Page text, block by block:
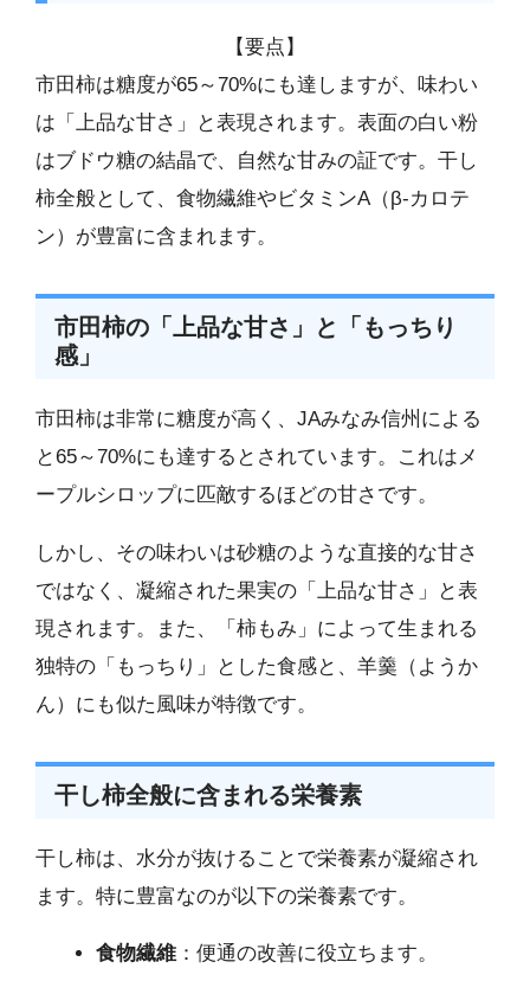
【要点】
市田柿は糖度が65～70%にも達しますが、味わい
は「上品な甘さ」と表現されます。表面の白い粉
はブドウ糖の結晶で、自然な甘みの証です。干し
柿全般として、食物繊維やビタミンA（β-カロテ
ン）が豊富に含まれます。
市田柿の「上品な甘さ」と「もっちり
感」
市田柿は非常に糖度が高く、JAみなみ信州による
と65～70%にも達するとされています。これはメ
ープルシロップに匹敵するほどの甘さです。
しかし、その味わいは砂糖のような直接的な甘さ
ではなく、凝縮された果実の「上品な甘さ」と表
現されます。また、「柿もみ」によって生まれる
独特の「もっちり」とした食感と、羊羹（ようか
ん）にも似た風味が特徴です。
干し柿全般に含まれる栄養素
干し柿は、水分が抜けることで栄養素が凝縮され
ます。特に豊富なのが以下の栄養素です。
食物繊維 ：便通の改善に役立ちます。